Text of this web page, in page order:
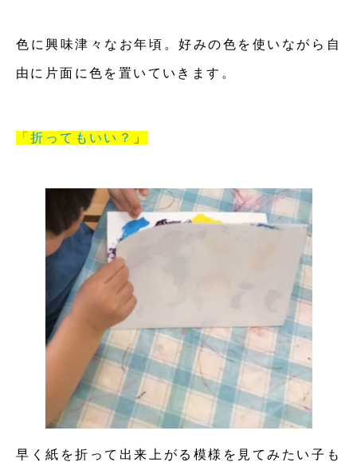
色に興味津々なお年頃。好みの色を使いながら自
由に片面に色を置いていきます。
「折ってもいい？ 」
早く紙を折って出来上がる模様を見てみたい子も